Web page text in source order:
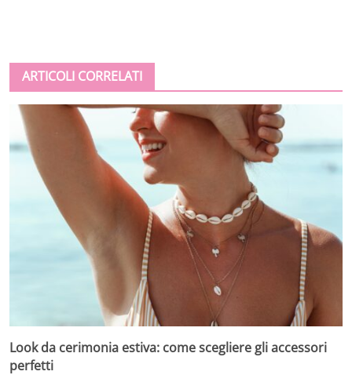
ARTICOLI CORRELATI
Look da cerimonia estiva: come scegliere gli accessori
perfetti